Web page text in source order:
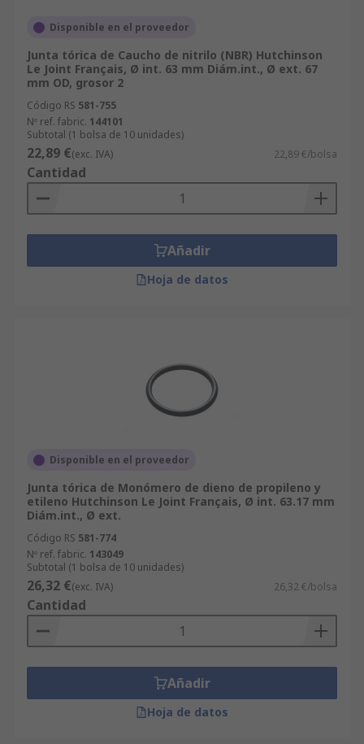
Disponible en el proveedor
Junta tórica de Caucho de nitrilo (NBR) Hutchinson
Le Joint Français, Ø int. 63 mm Diám.int., Ø ext. 67
mm OD, grosor 2
Código RS 581-755
Nº ref. fabric. 144101
Subtotal (1 bolsa de 10 unidades)
22,89 €(exc. IVA) 22,89 €/bolsa
Cantidad
Añadir
Hoja de datos
Disponible en el proveedor
Junta tórica de Monómero de dieno de propileno y
etileno Hutchinson Le Joint Français, Ø int. 63.17 mm
Diám.int., Ø ext.
Código RS 581-774
Nº ref. fabric. 143049
Subtotal (1 bolsa de 10 unidades)
26,32 €(exc. IVA) 26,32 €/bolsa
Cantidad
Añadir
Hoja de datos